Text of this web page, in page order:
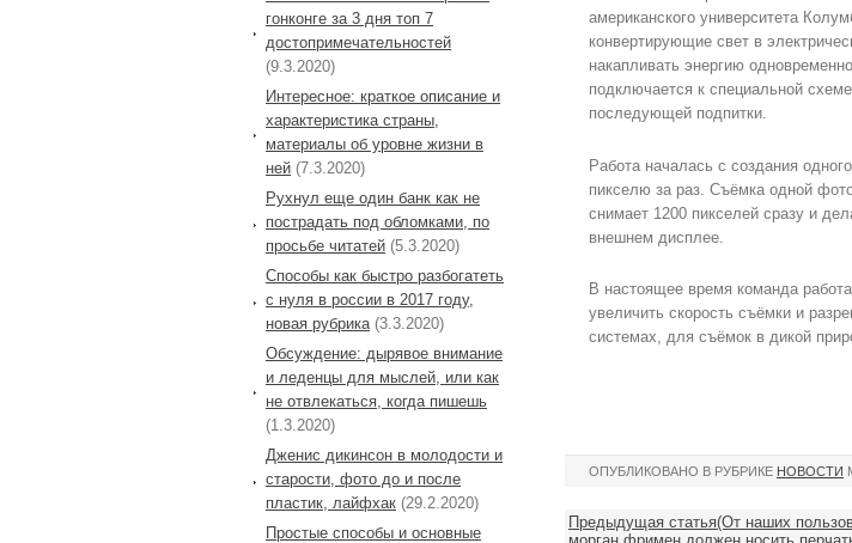
американского университета
конвертирующие свет в
накапливать энергию
подключается к специальной
последующей подпитки.
Работа началась с создания
пикселю за раз. Съёмка одной
снимает 1200 пикселей сразу и
внешнем дисплее.
В настоящее время команда
увеличить скорость съёмки и
системах, для съёмок в дикой
ОПУБЛИКОВАНО В РУБРИКЕ НОВОСТИ
Предыдущая статья(От наших
гонконге за 3 дня топ 7
достопримечательностей
(9.3.2020)
Интересное: краткое описание и
характеристика страны,
материалы об уровне жизни в
ней (7.3.2020)
Рухнул еще один банк как не
пострадать под обломками, по
просьбе читатей (5.3.2020)
Способы как быстро разбогатеть
с нуля в россии в 2017 году,
новая рубрика (3.3.2020)
Обсуждение: дырявое внимание
и леденцы для мыслей, или как
не отвлекаться, когда пишешь
(1.3.2020)
Дженис дикинсон в молодости и
старости, фото до и после
пластик, лайфхак (29.2.2020)
Простые способы и основные